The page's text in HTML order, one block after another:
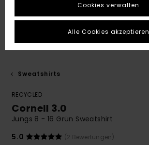
Sweatshirts
RECYCLED
Cornell 3.0
Jungs 8 - 16 Grün Sweatshirt
5.0
(2 Bewertungen)
Cookies verwalten
Alle Cookies akzeptieren